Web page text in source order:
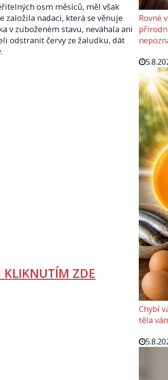
osm měsíců, měl však
založila nadaci, která se věnuje
v zuboženém stavu, neváhala ani
odstranit červy ze žaludku, dát
ZDE
Rovné
Chybí
těla